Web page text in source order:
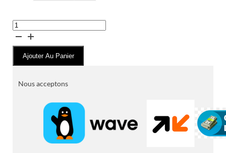
quantité
de
Baskets
Camper
Ajouter Au Panier
Nous acceptons